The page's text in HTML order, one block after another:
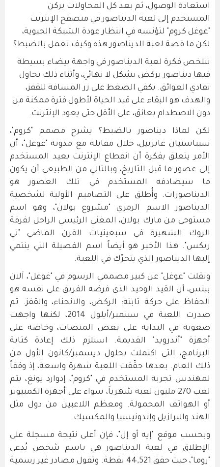
استعادة الوصول، ثم بعد كل المحاولات يركن
المستخدم إلى لعبة الديناصور في متصفح الإنترنت
"غوغل كروم" لتؤنسه في انتظار عودة الشبكة الحيوية،
لكن ما قصة لعبة الديناصور هذه وكيف تعمل بالضبط؟
تتلخص فكرة لعبة الديناصور في واجهة بيضاء بسيطة
فيها ديناصور يركض بشكل لا نهائي، وأثناء ذلك يحاول
تفادي العوائق. يكفي الضغط على زر المسافة للقفز،
والهدف هو البقاء على قيد الحياة لأطول فترة ممكنة من
دون الاصطدام بعائق، على الأقل حتى يعود الإنترنت.
لكن لماذا ديناصور بالضبط؟ يشرح مصمم "كروم"،
سيباستيان غابرييل، خلال مقابلة مع مدونة "غوغل"، أن
الأمر يتعلق بفكرة أن انقطاع الإنترنت يعيد المستخدم
إلى عصور ما قبل التاريخ، وبالتالي من الطبيعي أن يكون
ما سيصادفه المستخدم في تلك العصور هو
الديناصورات. وأُطلق على التصاميم الأولية لشخصية
الديناصور الاسم الرمزي "مشروع بولان"، وهو اسم
مستوحى من مارك بولان، المغني الرئيسي الراحل لفرقة
الروك الشهيرة في سبعينيات القرن الماضي "تي
ريكس". هذا الأخير هو أيضاً اسم الفصيلة التي ينتمي
إليها الديناصور الذي يتحرّك في اللعبة.
ونقلت "غوغل" عن كبير مصممي الرسوم في "غوغل"، آلان
بيتس، أن القيد الوحيد الذي فرضه الفريق على نفسه هو
الحفاظ على حركة ثابتة: الركض، والانحناء، والقفز. ثم
صدرت اللعبة في سبتمبر/أيلول 2014، لكنها واجهت
صعوبة في البداية على بعض المنصات، وخاصة على
أجهزة "أندرويد" القديمة. استلزم ذلك إعادة كتابة
البرنامج، التي اكتملت بحلول ديسمبر/كانون الأول من
ذلك العام. بعدها حقّقت اللعبة شهرة واسعة، إذ وفقاً
لمهندس تجربة المستخدم في "كروم"، إدوارد يونغ، يتم
لعب 270 مليون لعبة شهرياً، سواء على أجهزة الكمبيوتر
أو الهواتف المحمولة. ومعظم اللاعبين من دول مثل
الهند والبرازيل وإندونيسيا والمكسيك.
وبحسب موقع "إيه أو إل"، فإن أعلى نتيجة مسجلة على
الإطلاق في لعبة الديناصور هي باسم شخص يُدعى
"روما"، حيث حقق 44,521 نقطة. وتقول مصادر غير رسمية